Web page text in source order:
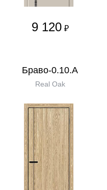
9 120 ₽
Браво-0.10.А
Real Oak